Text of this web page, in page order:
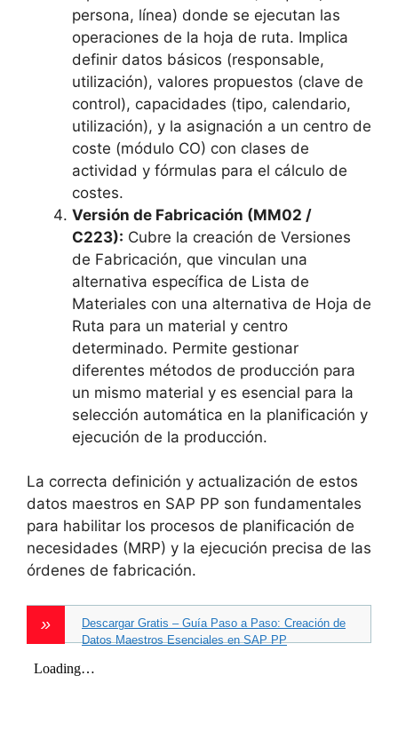
persona, línea) donde se ejecutan las
operaciones de la hoja de ruta. Implica
definir datos básicos (responsable,
utilización), valores propuestos (clave de
control), capacidades (tipo, calendario,
utilización), y la asignación a un centro de
coste (módulo CO) con clases de
actividad y fórmulas para el cálculo de
costes.
Versión de Fabricación (MM02 /
C223): Cubre la creación de Versiones
de Fabricación, que vinculan una
alternativa específica de Lista de
Materiales con una alternativa de Hoja de
Ruta para un material y centro
determinado. Permite gestionar
diferentes métodos de producción para
un mismo material y es esencial para la
selección automática en la planificación y
ejecución de la producción.
La correcta definición y actualización de estos
datos maestros en SAP PP son fundamentales
para habilitar los procesos de planificación de
necesidades (MRP) y la ejecución precisa de las
órdenes de fabricación.
Descargar Gratis – Guía Paso a Paso: Creación de
Datos Maestros Esenciales en SAP PP